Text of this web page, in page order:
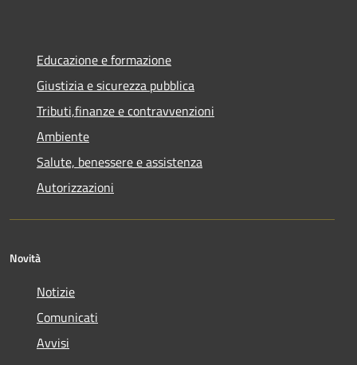
Educazione e formazione
Giustizia e sicurezza pubblica
Tributi,finanze e contravvenzioni
Ambiente
Salute, benessere e assistenza
Autorizzazioni
Novità
Notizie
Comunicati
Avvisi